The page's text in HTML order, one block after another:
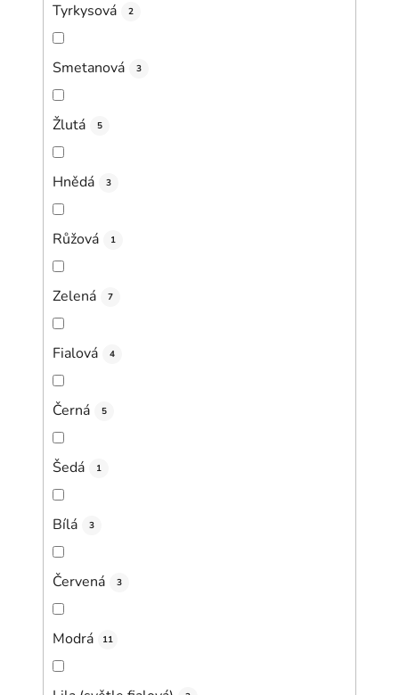
Tyrkysová 2
Smetanová 3
Žlutá 5
Hnědá 3
Růžová 1
Zelená 7
Fialová 4
Černá 5
Šedá 1
Bílá 3
Červená 3
Modrá 11